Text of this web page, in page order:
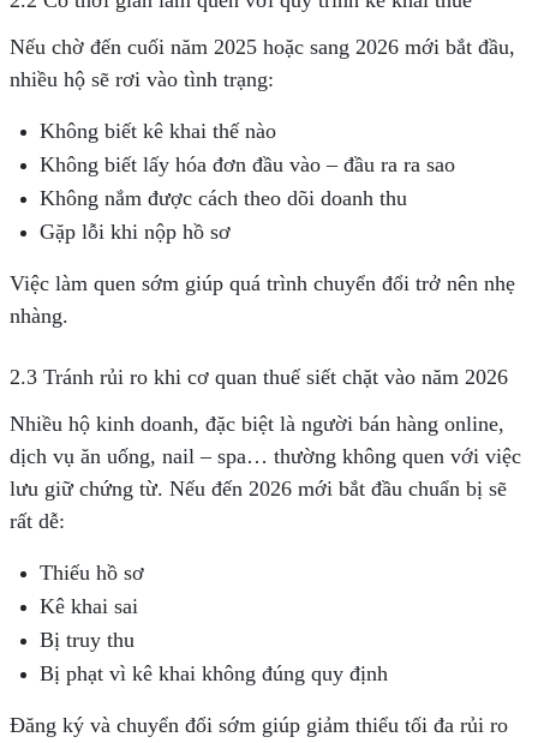
Nếu chờ đến cuối năm 2025 hoặc sang 2026 mới bắt đầu,
nhiều hộ sẽ rơi vào tình trạng:
Không biết kê khai thế nào
Không biết lấy hóa đơn đầu vào – đầu ra ra sao
Không nắm được cách theo dõi doanh thu
Gặp lỗi khi nộp hồ sơ
Việc làm quen sớm giúp quá trình chuyển đổi trở nên nhẹ
nhàng.
2.3 Tránh rủi ro khi cơ quan thuế siết chặt vào năm 2026
Nhiều hộ kinh doanh, đặc biệt là người bán hàng online,
dịch vụ ăn uống, nail – spa… thường không quen với việc
lưu giữ chứng từ. Nếu đến 2026 mới bắt đầu chuẩn bị sẽ
rất dễ:
Thiếu hồ sơ
Kê khai sai
Bị truy thu
Bị phạt vì kê khai không đúng quy định
Đăng ký và chuyển đổi sớm giúp giảm thiểu tối đa rủi ro